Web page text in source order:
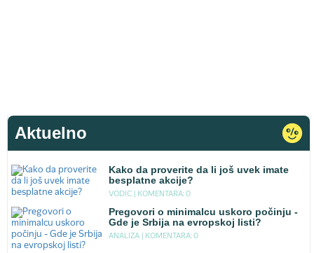
Aktuelno
Kako da proverite da li još uvek imate
besplatne akcije?
VODIC | KOMENTARA: 0
Pregovori o minimalcu uskoro počinju -
Gde je Srbija na evropskoj listi?
ANALIZA | KOMENTARA: 0